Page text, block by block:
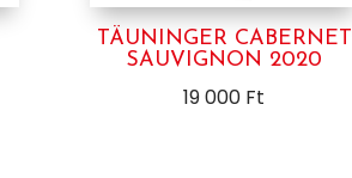
TÄUNINGER CABERNET
SAUVIGNON 2020
19 000 Ft